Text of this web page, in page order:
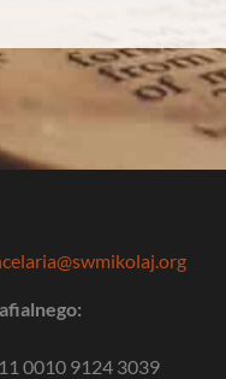
0010 9124 3039